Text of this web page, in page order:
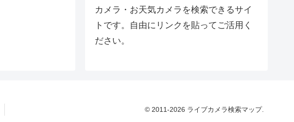
カメラ・お天気カメラを検索できるサイ
トです。自由にリンクを貼ってご活用く
ださい。
© 2011-2026 ライブカメラ検索マップ.